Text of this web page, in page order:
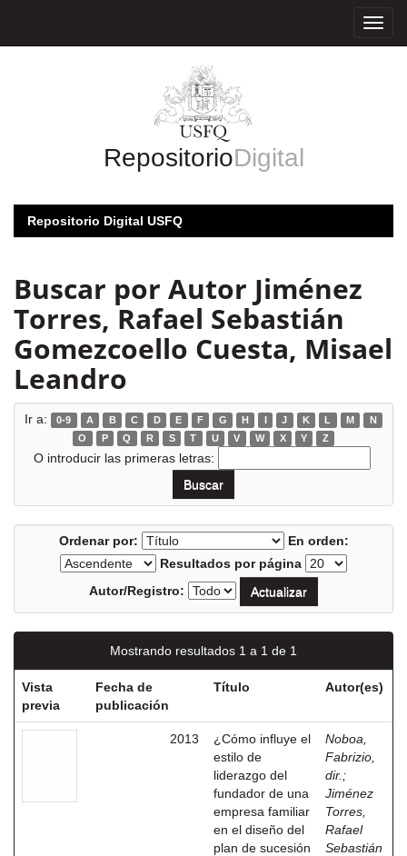
RepositorioDigital
Repositorio Digital USFQ
Buscar por Autor Jiménez
Torres, Rafael Sebastián
Gomezcoello Cuesta, Misael
Leandro
Ir a: 0-9 A B C D E F G H I J K L M
N
O
P Q R S T U V W X Y Z
O introducir las primeras letras:
Ordenar por:
En orden:
Resultados por página
Autor/Registro:
Mostrando resultados 1 a 1 de 1
Vista
previa
Fecha de
publicación
Título Autor(es)
2013
¿Cómo influye el
estilo de
liderazgo del
fundador de una
empresa familiar
en el diseño del
plan de sucesión
Noboa,
Fabrizio,
dir. ;
Jiménez
Torres,
Rafael
Sebastián